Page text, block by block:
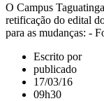
O Campus
retificação do edital
para as mudanças: -
Escrito por
publicado
17/03/16
09h30